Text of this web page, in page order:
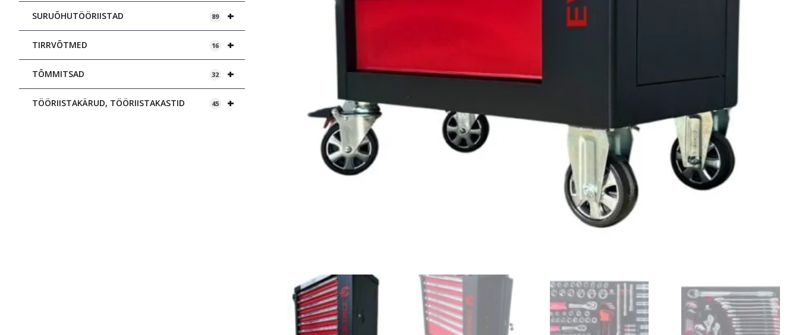
+
SURUÕHUTÖÖRIISTAD 89
+
TIRRVÕTMED 16
+
TÕMMITSAD 32
+
TÖÖRIISTAKÄRUD, TÖÖRIISTAKASTID 45